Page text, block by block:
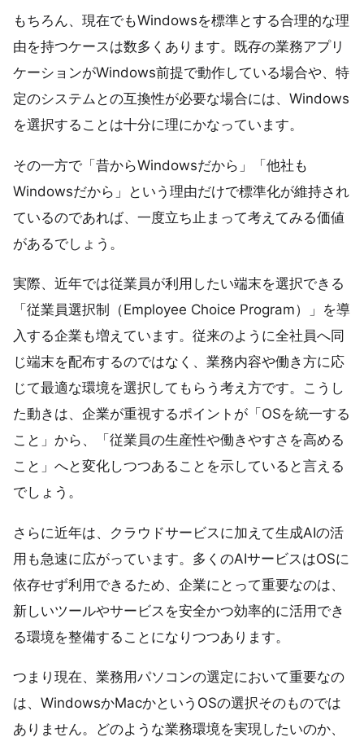
もちろん、現在でもWindowsを標準とする合理的な理
由を持つケースは数多くあります。既存の業務アプリ
ケーションがWindows前提で動作している場合や、特
定のシステムとの互換性が必要な場合には、Windows
を選択することは十分に理にかなっています。
その一方で「昔からWindowsだから」「他社も
Windowsだから」という理由だけで標準化が維持され
ているのであれば、一度立ち止まって考えてみる価値
があるでしょう。
実際、近年では従業員が利用したい端末を選択できる
「従業員選択制（Employee Choice Program）」を導
入する企業も増えています。従来のように全社員へ同
じ端末を配布するのではなく、業務内容や働き方に応
じて最適な環境を選択してもらう考え方です。こうし
た動きは、企業が重視するポイントが「OSを統一する
こと」から、「従業員の生産性や働きやすさを高める
こと」へと変化しつつあることを示していると言える
でしょう。
さらに近年は、クラウドサービスに加えて生成AIの活
用も急速に広がっています。多くのAIサービスはOSに
依存せず利用できるため、企業にとって重要なのは、
新しいツールやサービスを安全かつ効率的に活用でき
る環境を整備することになりつつあります。
つまり現在、業務用パソコンの選定において重要なの
は、WindowsかMacかというOSの選択そのものでは
ありません。どのような業務環境を実現したいのか、